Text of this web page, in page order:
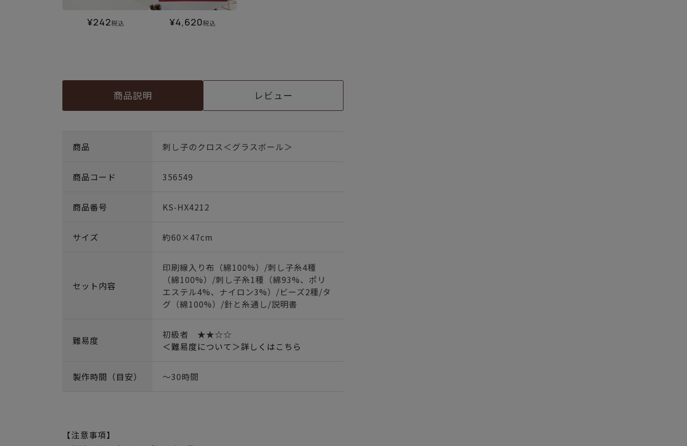
¥242税込 ¥4,620税込
商品説明 レビュー
商品 刺し子のクロス＜グラスボール＞
商品コード 356549
商品番号 KS-HX4212
サイズ 約60×47cm
セット内容
印刷線入り布（綿100%）/刺し子糸4種
（綿100%）/刺し子糸1種（綿93%、ポリ
エステル4%、ナイロン3%）/ビーズ2種/タ
グ（綿100%）/針と糸通し/説明書
難易度
初級者 ★★☆☆
＜難易度について＞詳しくはこちら
製作時間（目安） ～30時間
【注意事項】